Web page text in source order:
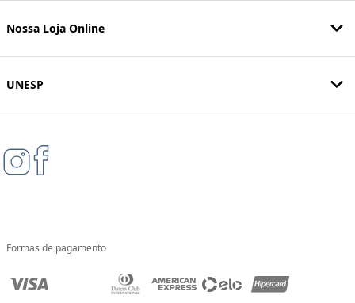
Nossa Loja Online
UNESP
Formas de pagamento